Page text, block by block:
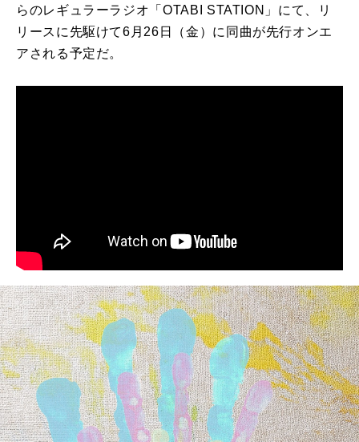
らのレギュラーラジオ「OTABI STATION」にて、リ
リースに先駆けて6月26日（金）に同曲が先行オンエ
アされる予定だ。